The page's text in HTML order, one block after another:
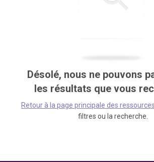
Désolé, nous ne pouvons
les résultats que vous
Retour à la page principale des ressources
filtres ou la recherche.